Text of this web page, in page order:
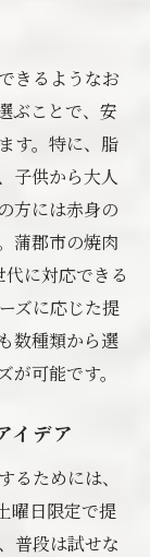
きるようなお
ぶことで、安
す。特に、脂
子供から大人
方には赤身の
蒲郡市の焼肉
に対応できる
ズに応じた提
数種類から選
可能です。
イデア
ためには、
曜日限定で提
普段は試せな